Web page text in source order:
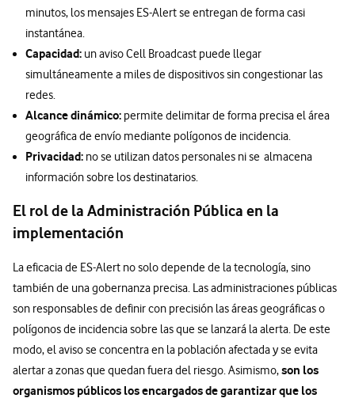
minutos, los mensajes ES-Alert se entregan de forma casi
instantánea.
Capacidad: un aviso Cell Broadcast puede llegar
simultáneamente a miles de dispositivos sin congestionar las
redes.
Alcance dinámico: permite delimitar de forma precisa el área
geográfica de envío mediante polígonos de incidencia.
Privacidad: no se utilizan datos personales ni se almacena
información sobre los destinatarios.
El rol de la Administración Pública en la
implementación
La eficacia de ES-Alert no solo depende de la tecnología, sino
también de una gobernanza precisa. Las administraciones públicas
son responsables de definir con precisión las áreas geográficas o
polígonos de incidencia sobre las que se lanzará la alerta. De este
modo, el aviso se concentra en la población afectada y se evita
alertar a zonas que quedan fuera del riesgo. Asimismo,son los
organismos públicos los encargados de garantizar que los